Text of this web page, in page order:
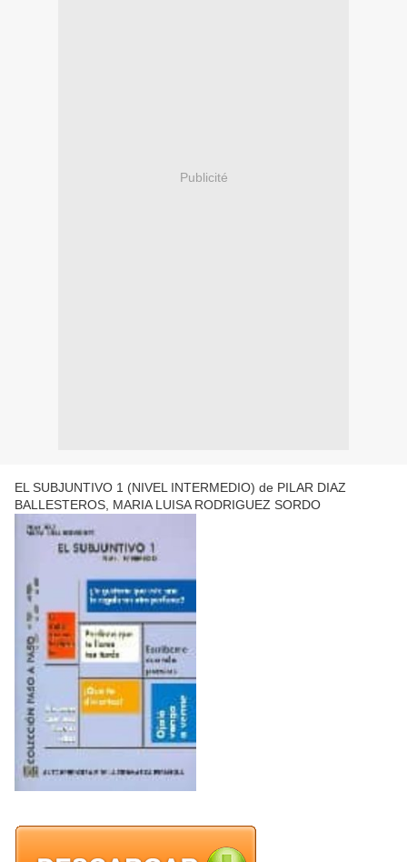
Publicité
EL SUBJUNTIVO 1 (NIVEL INTERMEDIO) de PILAR DIAZ
BALLESTEROS, MARIA LUISA RODRIGUEZ SORDO